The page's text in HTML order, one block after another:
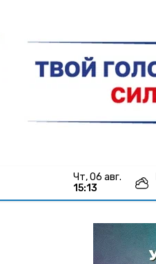
чт, 06 авг.
15:13